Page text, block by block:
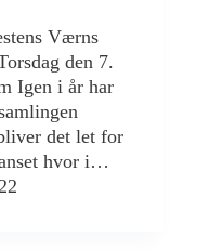
Værns
den 7.
Igen i år har
det let for
hvor i…